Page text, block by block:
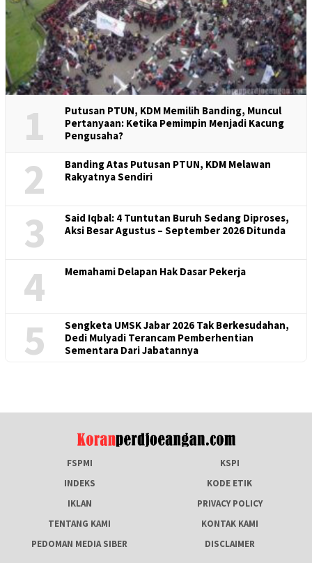
1
Putusan PTUN, KDM Memilih Banding, Muncul
Pertanyaan: Ketika Pemimpin Menjadi Kacung
Pengusaha?
2
Banding Atas Putusan PTUN, KDM Melawan
Rakyatnya Sendiri
3
Said Iqbal: 4 Tuntutan Buruh Sedang Diproses,
Aksi Besar Agustus – September 2026 Ditunda
4 Memahami Delapan Hak Dasar Pekerja
5
Sengketa UMSK Jabar 2026 Tak Berkesudahan,
Dedi Mulyadi Terancam Pemberhentian
Sementara Dari Jabatannya
FSPMI
KSPI
INDEKS
KODE ETIK
IKLAN
PRIVACY POLICY
TENTANG KAMI
KONTAK KAMI
PEDOMAN MEDIA SIBER
DISCLAIMER